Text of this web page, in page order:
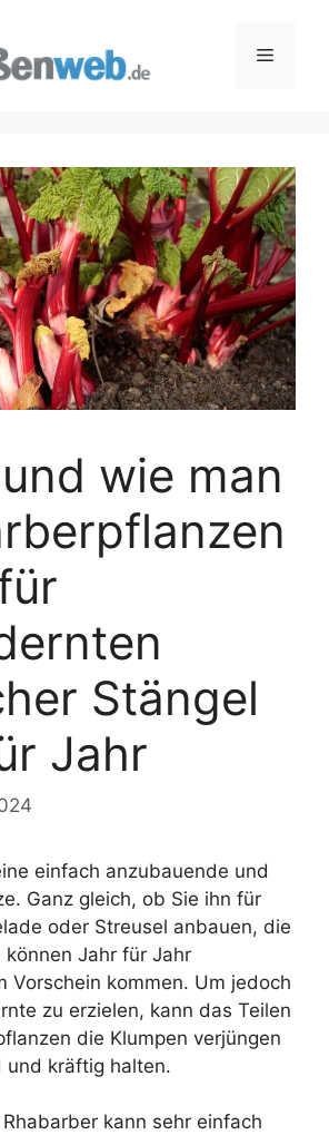
Menü
wie man
Stängel
Jahr
einfach anzubauende und
Ganz gleich, ob Sie ihn für
oder Streusel anbauen, die
Jahr für Jahr
Vorschein kommen. Um jedoch
zu erzielen, kann das Teilen
die Klumpen verjüngen
und kräftig halten.
kann sehr einfach